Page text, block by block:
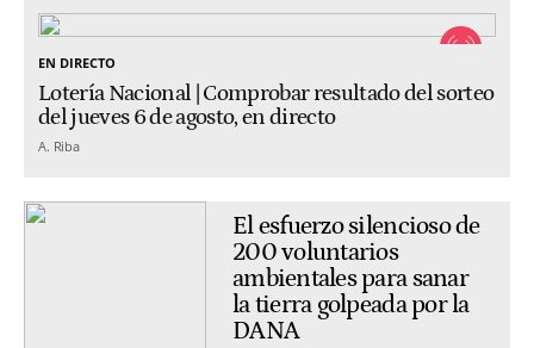
EN DIRECTO
Lotería Nacional | Comprobar resultado del sorteo
del jueves 6 de agosto, en directo
A. Riba
El esfuerzo silencioso de
200 voluntarios
ambientales para sanar
la tierra golpeada por la
DANA